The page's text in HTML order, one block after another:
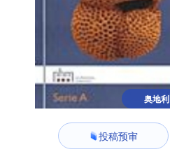
奥地利
投稿预审